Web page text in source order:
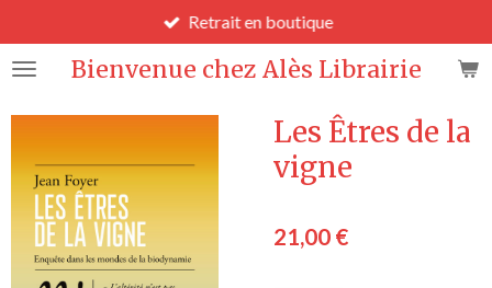
au
contenuBienvenue chez Alès Librairie
Retrait en boutique
Les Êtres de la
vigne
21,00 €